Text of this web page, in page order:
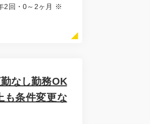
2回・0～2ヶ月 ※
なし勤務OK
も条件変更な